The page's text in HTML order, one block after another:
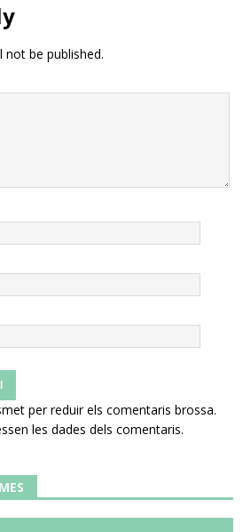
not be published.
per reduir els comentaris brossa.
les dades dels comentaris.